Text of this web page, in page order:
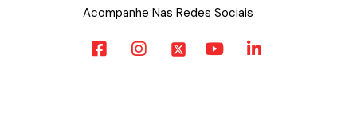
Acompanhe Nas Redes Sociais